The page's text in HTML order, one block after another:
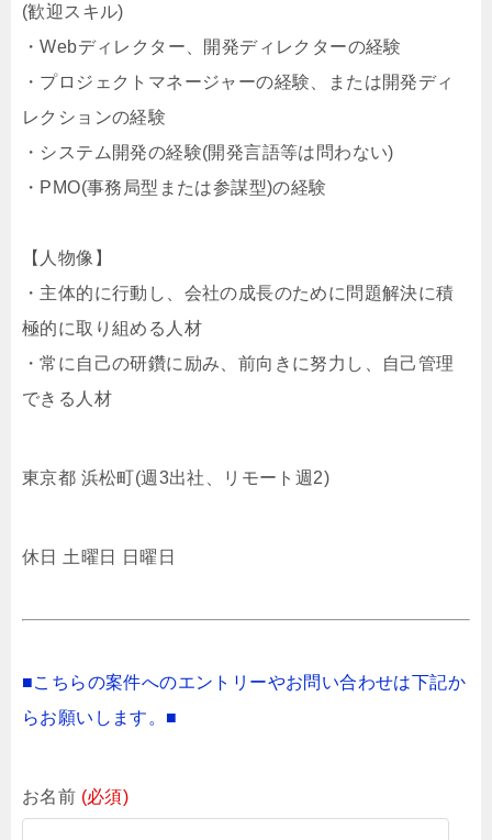
(歓迎スキル)
・Webディレクター、開発ディレクターの経験
・プロジェクトマネージャーの経験、または開発ディ
レクションの経験
・システム開発の経験(開発言語等は問わない)
・PMO(事務局型または参謀型)の経験
【人物像】
・主体的に行動し、会社の成長のために問題解決に積
極的に取り組める人材
・常に自己の研鑽に励み、前向きに努力し、自己管理
できる人材
東京都 浜松町(週3出社、リモート週2)
休日 土曜日 日曜日
■こちらの案件へのエントリーやお問い合わせは下記か
らお願いします。■
お名前 (必須)